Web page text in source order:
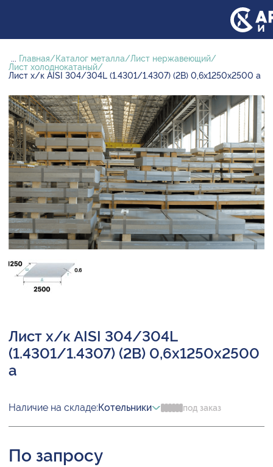
... Главная Каталог металла
Лист нержавеющий
Лист холоднокатаный
Лист х/к AISI 304/304L (1.4301/1.4307) (2B) 0,6х1250х2500 а
Лист х/к AISI 304/304L
(1.4301/1.4307) (2B) 0,6х1250х2500
а
Наличие на складе:Котельники под заказ
По запросу